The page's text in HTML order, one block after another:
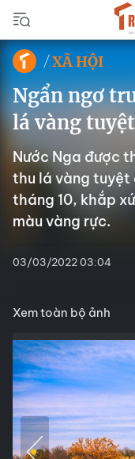
XÃ HỘI
Ngẩn ngơ
lá vàng
Nước Nga được
thu lá vàng tuyệt
tháng 10, khắp
màu vàng rực.
03/03/2022 03:04
Xem toàn bộ ảnh